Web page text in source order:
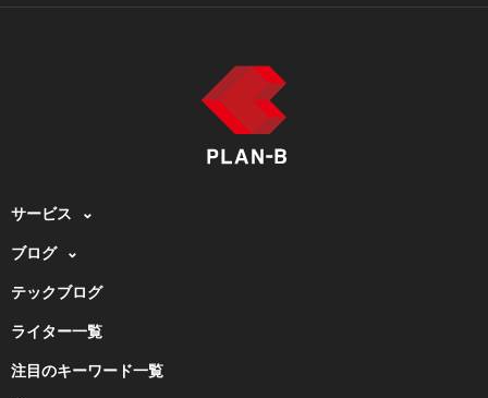
サービス
ブログ
テックブログ
ライター一覧
注目のキーワード一覧